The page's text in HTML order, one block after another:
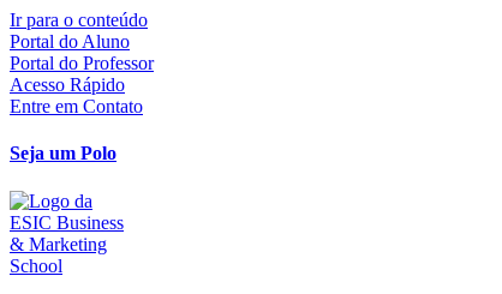
Ir para o conteúdo
Portal do Aluno
Portal do Professor
Acesso Rápido
Entre em Contato
Seja um Polo